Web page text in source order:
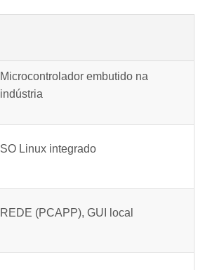
Microcontrolador embutido na
indústria
SO Linux integrado
REDE (PCAPP), GUI local